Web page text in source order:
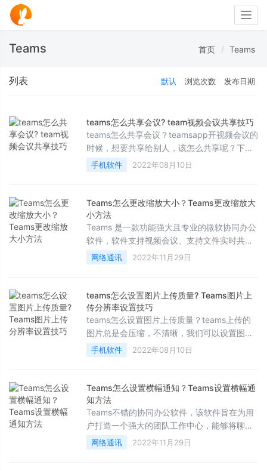
Teams 首页 Teams
列表 默认 浏览次数 发布日期
teams怎么共享会议? team视频会议共享技巧
teams怎么共享会议？teamsapp开视频会议的
时候，想要共享给别人，该怎么共享呢？下面
我们就来看看team视频会议共享技巧，详细请
看下文介绍
手机软件 2022年08月10日
Teams怎么更改缩放大小？Teams更改缩放大
小方法
Teams 是一款功能强大且专业的微软协同办公
软件，软件支持视频会议、支持文件实时共享
还可以帮你安全的编辑文件，使用相当方便，
下面跟着小编来看看怎么去进行缩放吧
网络通讯 2022年11月29日
teams怎么设置图片上传质量? Teams图片上
传分辨率设置技巧
teams怎么设置图片上传质量？teams上传的
图片总是会压缩，不清晰，我们可以设置图片
上传质量，该怎么设置呢？下面我们就来看看
Teams图片上传分辨率设置技巧
手机软件 2022年08月10日
Teams怎么设置横幅通知？Teams设置横幅通
知方法
Teams不错的协同办公软件，该软件旨在为用
户打造一个强大的团队工作中心，能够将聊
天、会议、呼叫、文件和应用整合到一个统一
的共享工作区中，下面来看看怎么设置横幅通
网络通讯 2022年11月29日